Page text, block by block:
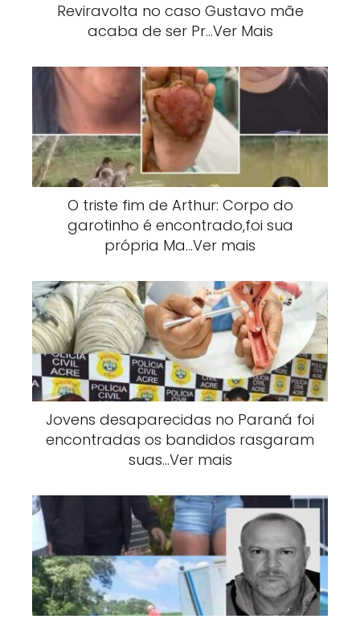
Reviravolta no caso Gustavo mãe
acaba de ser Pr…Ver Mais
O triste fim de Arthur: Corpo do
garotinho é encontrado,foi sua
própria Ma…Ver mais
Jovens desaparecidas no Paraná foi
encontradas os bandidos rasgaram
suas…Ver mais